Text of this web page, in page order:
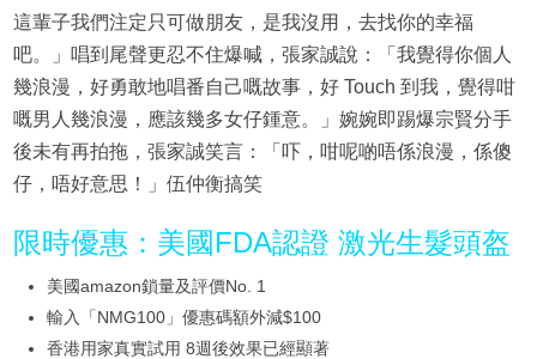
這輩子我們注定只可做朋友，是我沒用，去找你的幸福
吧。」唱到尾聲更忍不住爆喊，張家誠說：「我覺得你個人
幾浪漫，好勇敢地唱番自己嘅故事，好 Touch 到我，覺得咁
嘅男人幾浪漫，應該幾多女仔鍾意。」婉婉即踢爆宗賢分手
後未有再拍拖，張家誠笑言：「吓，咁呢啲唔係浪漫，係傻
仔，唔好意思！」伍仲衡搞笑
限時優惠：美國FDA認證 激光生髮頭盔
美國amazon鎖量及評價No. 1
輸入「NMG100」優惠碼額外減$100
香港用家真實試用 8週後效果已經顯著